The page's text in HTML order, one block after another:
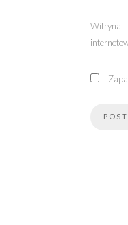
Witryna